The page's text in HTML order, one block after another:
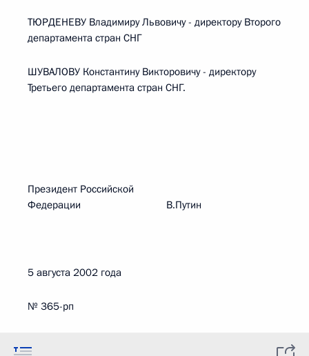
ТЮРДЕНЕВУ Владимиру Львовичу - директору Второго
департамента стран СНГ
ШУВАЛОВУ Константину Викторовичу - директору
Третьего департамента стран СНГ.
Президент Российской
Федерации В.Путин
5 августа 2002 года
№ 365-рп